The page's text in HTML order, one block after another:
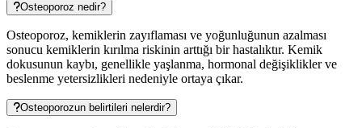
Osteoporoz nedir?
Osteoporoz, kemiklerin zayıflaması ve yoğunluğunun azalması
sonucu kemiklerin kırılma riskinin arttığı bir hastalıktır. Kemik
dokusunun kaybı, genellikle yaşlanma, hormonal değişiklikler ve
beslenme yetersizlikleri nedeniyle ortaya çıkar.
Osteoporozun belirtileri nelerdir?